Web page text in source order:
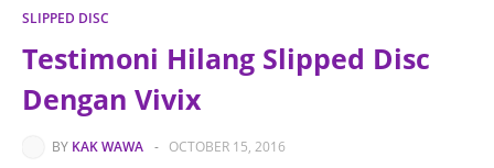
SLIPPED DISC
Testimoni Hilang Slipped Disc
Dengan Vivix
BY KAK WAWA - OCTOBER 15, 2016